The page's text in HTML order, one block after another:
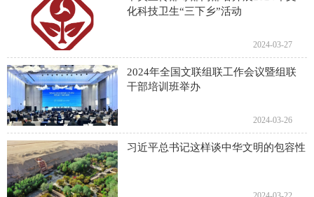
化科技卫生“三下乡”活动
2024-03-27
2024年全国文联组联工作会议暨组联
干部培训班举办
2024-03-26
习近平总书记这样谈中华文明的包容性